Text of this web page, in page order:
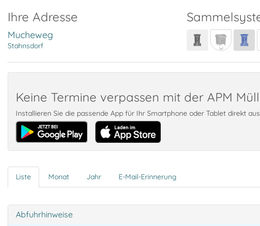
Ihre Adresse
Mucheweg
Stahnsdorf
Keine Termine verpassen mit der APM
Installieren Sie die passende App für Ihr Smartphone oder Tablet direkt
Liste Monat Jahr E-Mail-Erinnerung
Abfuhrhinweise